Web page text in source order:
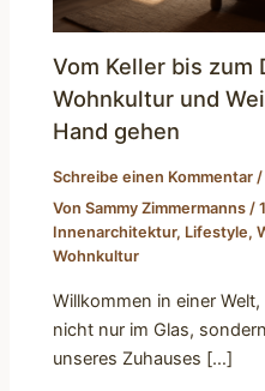
Vom Keller bis zum
Wohnkultur und
Hand gehen
Schreibe einen Kommentar /
VonSammy Zimmermanns /
Innenarchitektur, Lifestyle,
Wohnkultur
Willkommen in einer
nicht nur im Glas,
unseres Zuhauses […]